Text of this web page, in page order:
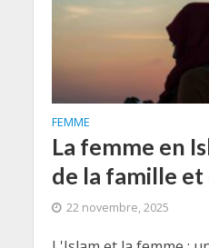
FEMME
La femme en
de la famille et
22 novembre, 2025